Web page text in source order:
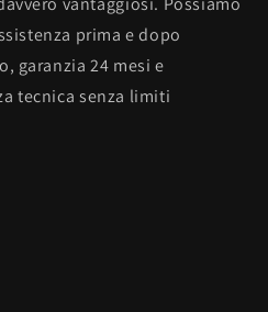
prima e dopo
garanzia 24 mesi e
tecnica senza limiti